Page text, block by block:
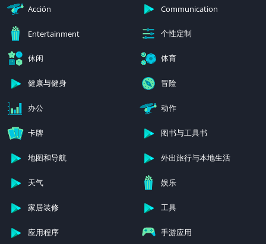
Acción Communication
Entertainment 个性定制
休闲 体育
健康与健身 冒险
办公 动作
卡牌 图书与工具书
地图和导航 外出旅行与本地生活
天气 娱乐
家居装修 工具
应用程序 手游应用